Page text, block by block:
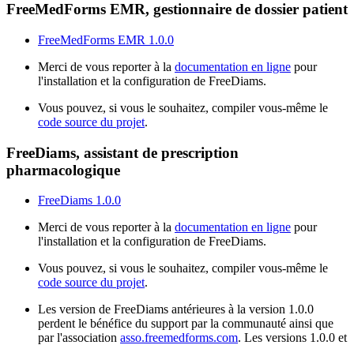
FreeMedForms EMR, gestionnaire de dossier patient
FreeMedForms EMR 1.0.0
Merci de vous reporter à la documentation en ligne pour
l'installation et la configuration de FreeDiams.
Vous pouvez, si vous le souhaitez, compiler vous-même le
code source du projet.
FreeDiams, assistant de prescription
pharmacologique
FreeDiams 1.0.0
Merci de vous reporter à la documentation en ligne pour
l'installation et la configuration de FreeDiams.
Vous pouvez, si vous le souhaitez, compiler vous-même le
code source du projet.
Les version de FreeDiams antérieures à la version 1.0.0
perdent le bénéfice du support par la communauté ainsi que
par l'association asso.freemedforms.com. Les versions 1.0.0 et